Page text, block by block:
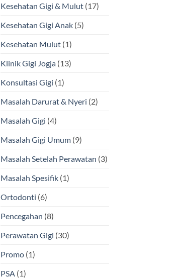
Kesehatan Gigi & Mulut(17)
Kesehatan Gigi Anak(5)
Kesehatan Mulut(1)
Klinik Gigi Jogja(13)
Konsultasi Gigi (1)
Masalah Darurat & Nyeri (2)
Masalah Gigi (4)
Masalah Gigi Umum(9)
Masalah Setelah Perawatan (3)
Masalah Spesifik(1)
Ortodonti (6)
Pencegahan (8)
Perawatan Gigi (30)
Promo(1)
PSA(1)